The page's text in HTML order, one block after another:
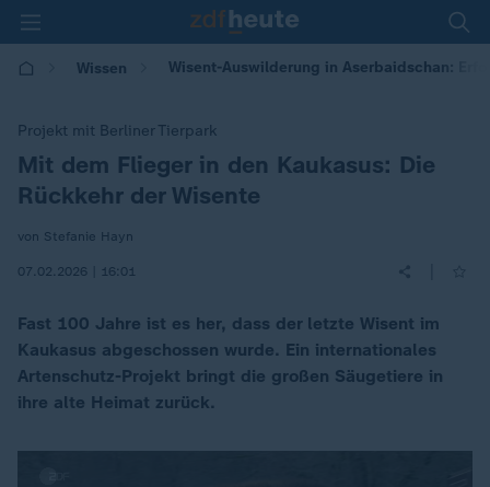
Wissen Wisent-Auswilderung in Aserbaidschan:
Projekt mit Berliner Tierpark
:Mit dem Flieger in den Kaukasus: Die
Rückkehr der Wisente
von Stefanie Hayn
07.02.2026 | 16:01
Fast 100 Jahre ist es her, dass der letzte Wisent im
Kaukasus abgeschossen wurde. Ein internationales
Artenschutz-Projekt bringt die großen Säugetiere in
ihre alte Heimat zurück.